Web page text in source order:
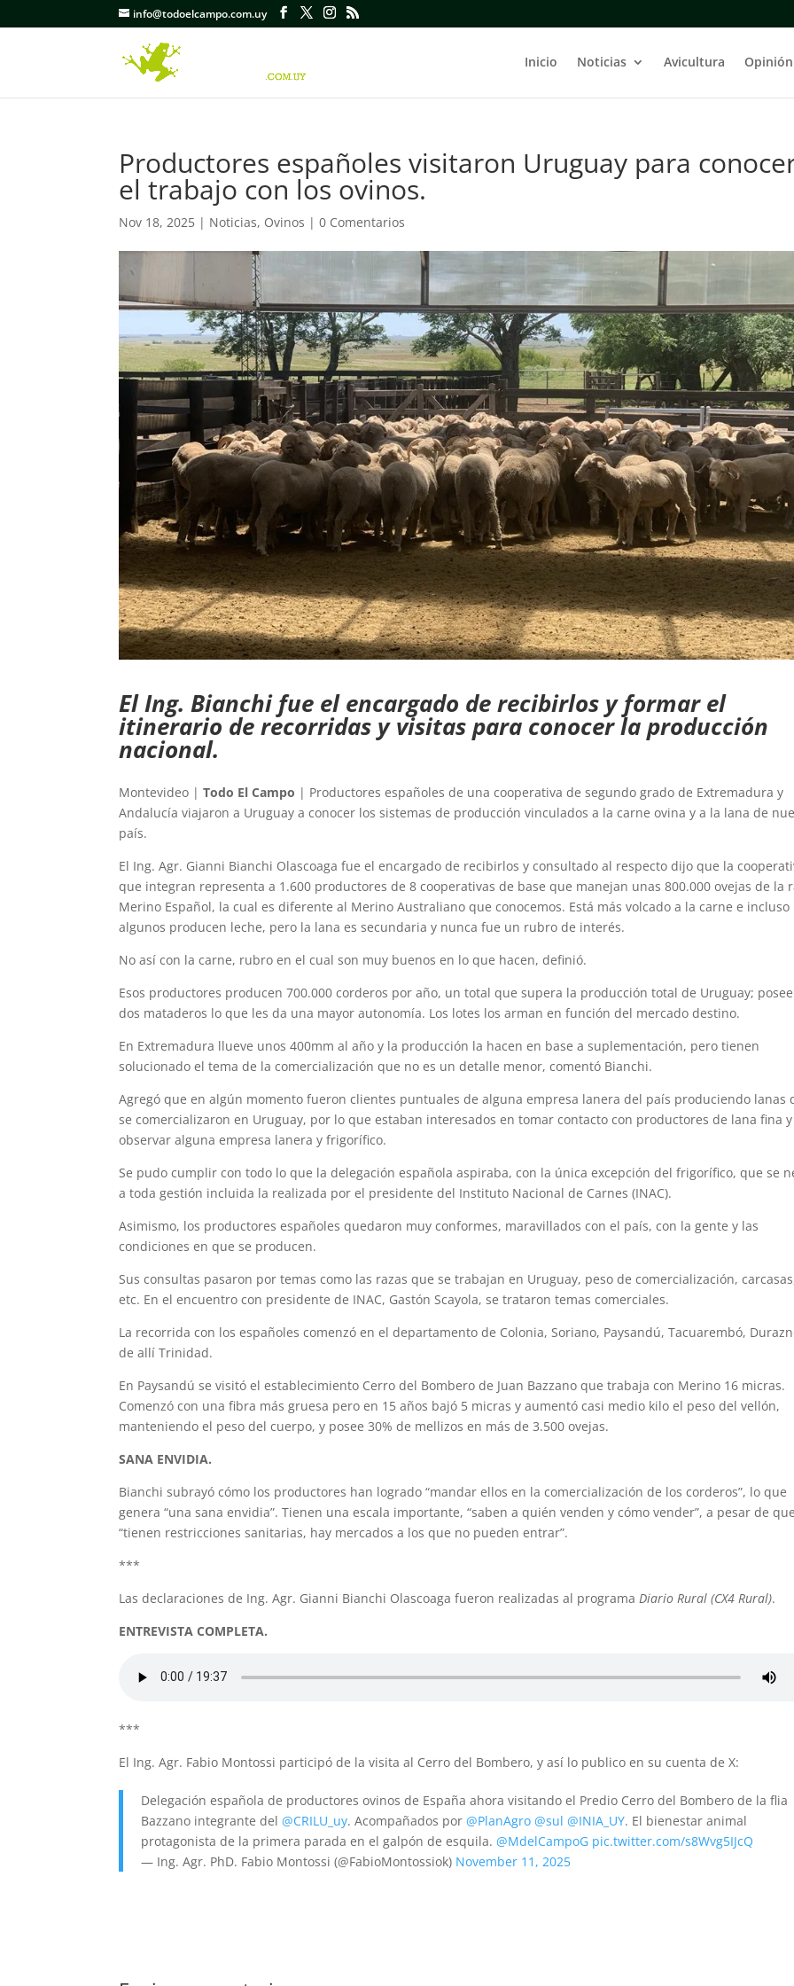
info@todoelcampo.com.uy
Inicio Noticias Avicultura Opinión
Productores españoles visitaron Uruguay para
el trabajo con los ovinos.
Nov 18, 2025 | Noticias, Ovinos |0 Comentarios
El Ing. Bianchi fue el encargado de recibirlos y formar el
itinerario de recorridas y visitas para conocer la producción
nacional.
Montevideo |Todo El Campo | Productores españoles de una cooperativa de segundo grado de Extremadura y
Andalucía viajaron a Uruguay a conocer los sistemas de producción vinculados a la carne ovina y a la lana de
país.
El Ing. Agr. Gianni Bianchi Olascoaga fue el encargado de recibirlos y consultado al respecto dijo que la
que integran representa a 1.600 productores de 8 cooperativas de base que manejan unas 800.000 ovejas de la
Merino Español, la cual es diferente al Merino Australiano que conocemos. Está más volcado a la carne e incluso
algunos producen leche, pero la lana es secundaria y nunca fue un rubro de interés.
No así con la carne, rubro en el cual son muy buenos en lo que hacen, definió.
Esos productores producen 700.000 corderos por año, un total que supera la producción total de Uruguay;
dos mataderos lo que les da una mayor autonomía. Los lotes los arman en función del mercado destino.
En Extremadura llueve unos 400mm al año y la producción la hacen en base a suplementación, pero tienen
solucionado el tema de la comercialización que no es un detalle menor, comentó Bianchi.
Agregó que en algún momento fueron clientes puntuales de alguna empresa lanera del país produciendo lanas
se comercializaron en Uruguay, por lo que estaban interesados en tomar contacto con productores de lana fina y
observar alguna empresa lanera y frigorífico.
Se pudo cumplir con todo lo que la delegación española aspiraba, con la única excepción del frigorífico, que se
a toda gestión incluida la realizada por el presidente del Instituto Nacional de Carnes (INAC).
Asimismo, los productores españoles quedaron muy conformes, maravillados con el país, con la gente y las
condiciones en que se producen.
Sus consultas pasaron por temas como las razas que se trabajan en Uruguay, peso de comercialización,
etc. En el encuentro con presidente de INAC, Gastón Scayola, se trataron temas comerciales.
La recorrida con los españoles comenzó en el departamento de Colonia, Soriano, Paysandú, Tacuarembó,
de allí Trinidad.
En Paysandú se visitó el establecimiento Cerro del Bombero de Juan Bazzano que trabaja con Merino 16 micras.
Comenzó con una fibra más gruesa pero en 15 años bajó 5 micras y aumentó casi medio kilo el peso del vellón,
manteniendo el peso del cuerpo, y posee 30% de mellizos en más de 3.500 ovejas.
SANA ENVIDIA.
Bianchi subrayó cómo los productores han logrado “mandar ellos en la comercialización de los corderos”, lo que
genera “una sana envidia”. Tienen una escala importante, “saben a quién venden y cómo vender”, a pesar de que
“tienen restricciones sanitarias, hay mercados a los que no pueden entrar”.
***
Las declaraciones de Ing. Agr. Gianni Bianchi Olascoaga fueron realizadas al programa Diario Rural (CX4 Rural).
ENTREVISTA COMPLETA.
***
El Ing. Agr. Fabio Montossi participó de la visita al Cerro del Bombero, y así lo publico en su cuenta de X:
Delegación española de productores ovinos de España ahora visitando el Predio Cerro del Bombero de la flia
Bazzano integrante del@CRILU_uy. Acompañados por@PlanAgro @sul @INIA_UY. El bienestar animal
protagonista de la primera parada en el galpón de esquila.@MdelCampoG pic.twitter.com/s8Wvg5IJcQ
— Ing. Agr. PhD. Fabio Montossi (@FabioMontossiok) November 11, 2025